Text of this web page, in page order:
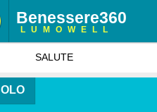
Benessere360
LUMOWELL
SALUTE